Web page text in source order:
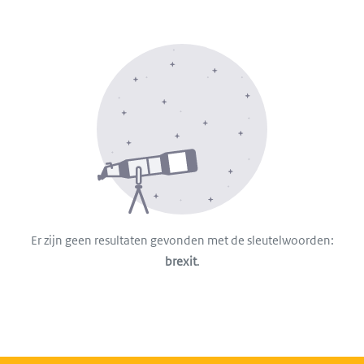
Er zijn geen resultaten gevonden met de sleutelwoorden:
brexit.